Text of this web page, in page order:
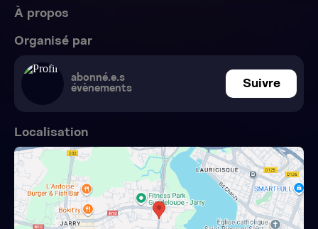
À propos
Organisé par
abonné.e.s
évènements
Suivre
Localisation